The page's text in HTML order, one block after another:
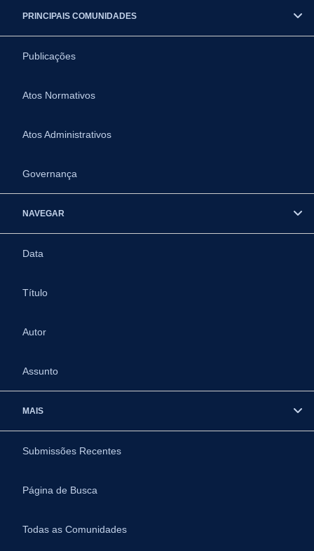
PRINCIPAIS COMUNIDADES
Publicações
Atos Normativos
Atos Administrativos
Governança
NAVEGAR
Data
Título
Autor
Assunto
MAIS
Submissões Recentes
Página de Busca
Todas as Comunidades